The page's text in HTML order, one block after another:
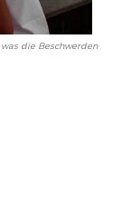
die Beschwerden